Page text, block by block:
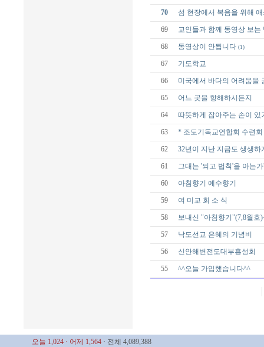
70 섬 현장에서 복음을 위해
69 교인들과 함께 동영상 보는
68 동영상이 안됩니다 (1)
67 기도학교
66 미국에서 바다의 어려움을
65 어느 곳을 항해하시든지
64 따뜻하게 잡아주는 손이 있
63 * 조도기독교연합회 수련
62 32년이 지난 지금도 생생
61 그대는 '되고 법칙'을 아는가
60 아침향기 예수향기
59 여 미교 회 소 식
58 보내신 "아침향기"(7,8월호
57 낙도선교 은혜의 기념비
56 신안해변전도대부흥성회
55 ^^오늘 가입했습니다^^
오늘 1,024 · 어제 1,564 · 전체 4,089,388